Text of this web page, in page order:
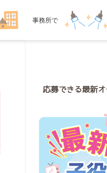
事務所で
探す ション
応募できる最新